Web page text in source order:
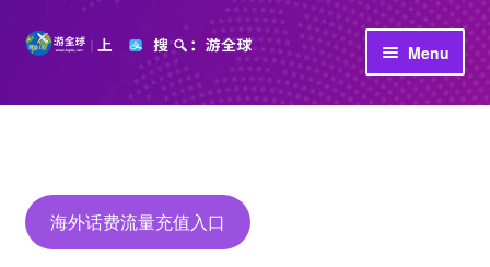
Skip
Skip
Menu
首页
公司介绍
海外话费流量充值入口